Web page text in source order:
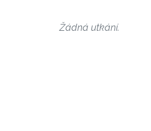
Žádná utkání.